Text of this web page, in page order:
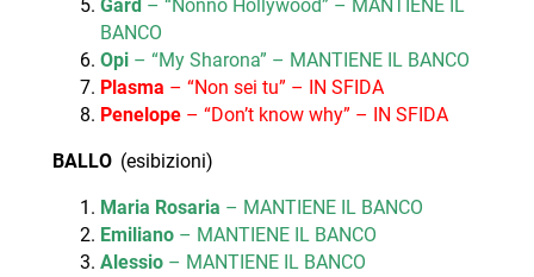
Gard – “Nonno Hollywood” – MANTIENE IL
BANCO
Opi– “My Sharona” – MANTIENE IL BANCO
Plasma – “Non sei tu” – IN SFIDA
Penelope– “Don’t know why” – IN SFIDA
BALLO(esibizioni)
Maria Rosaria – MANTIENE IL BANCO
Emiliano– MANTIENE IL BANCO
Alessio– MANTIENE IL BANCO